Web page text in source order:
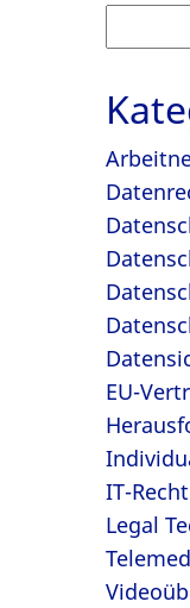
nach:
EU-
IT-Recht
Legal